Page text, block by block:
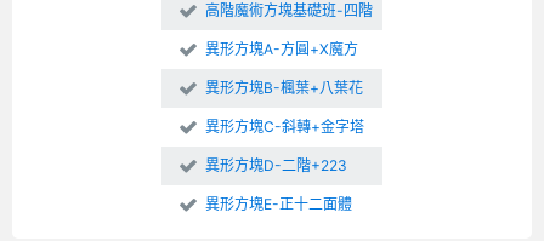
高階魔術方塊基礎班-四階
異形方塊A-方圓+X魔方
異形方塊B-楓葉+八葉花
異形方塊C-斜轉+金字塔
異形方塊D-二階+223
異形方塊E-正十二面體